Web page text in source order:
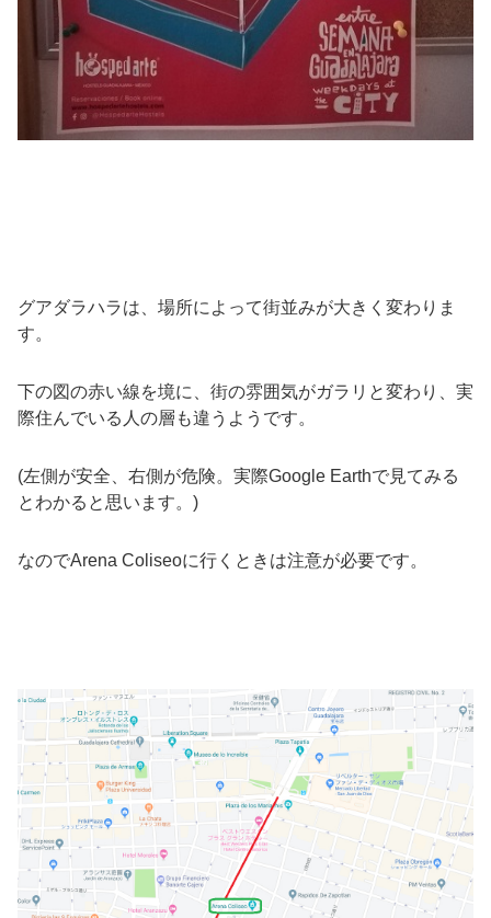
グアダラハラは、場所によって街並みが大きく変わりま
す。
下の図の赤い線を境に、街の雰囲気がガラリと変わり、実
際住んでいる人の層も違うようです。
(左側が安全、右側が危険。実際Google Earthで見てみる
とわかると思います。)
なのでArena Coliseoに行くときは注意が必要です。